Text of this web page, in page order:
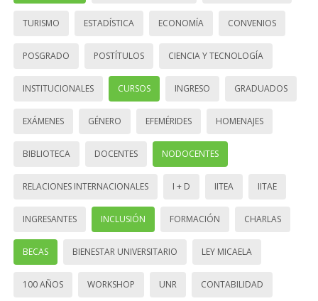
TURISMO ESTADÍSTICA ECONOMÍA CONVENIOS
POSGRADO POSTÍTULOS CIENCIA Y TECNOLOGÍA
INSTITUCIONALES CURSOS INGRESO GRADUADOS
EXÁMENES GÉNERO EFEMÉRIDES HOMENAJES
BIBLIOTECA DOCENTES NODOCENTES
RELACIONES INTERNACIONALES I + D IITEA IITAE
INGRESANTES INCLUSIÓN FORMACIÓN CHARLAS
BECAS BIENESTAR UNIVERSITARIO LEY MICAELA
100 AÑOS WORKSHOP UNR CONTABILIDAD